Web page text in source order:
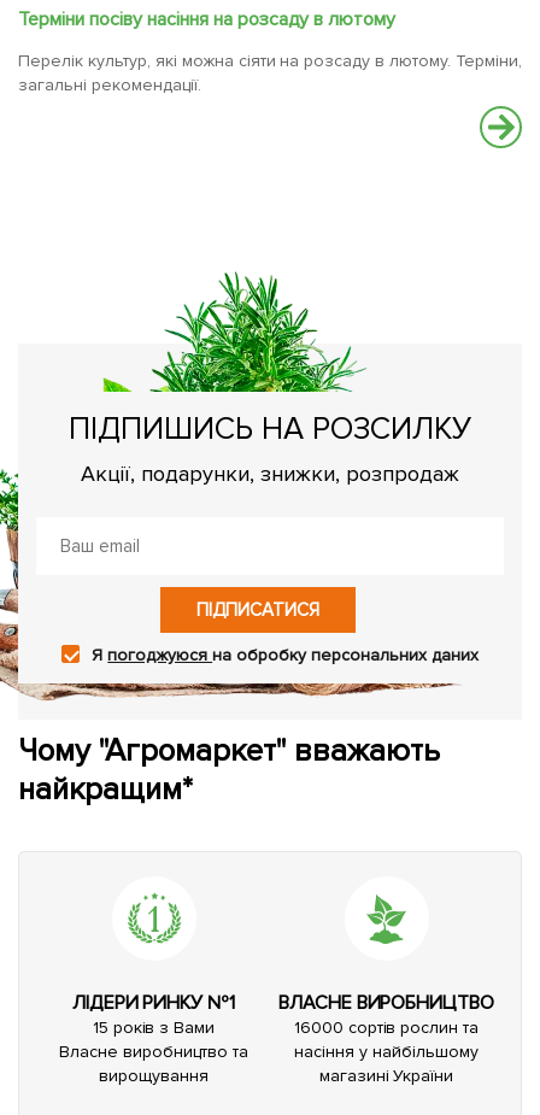
Терміни посіву насіння на розсаду в лютому
Перелік культур, які можна сіяти на розсаду в лютому. Терміни,
загальні рекомендації.
ПІДПИШИСЬ НА РОЗСИЛКУ
Акції, подарунки, знижки, розпродаж
ПІДПИСАТИСЯ
Япогоджуюсяна обробку персональних даних
Чому "Агромаркет" вважають
найкращим*
ЛІДЕРИ РИНКУ №1
15 років з Вами
Власне виробництво та
вирощування
ВЛАСНЕ ВИРОБНИЦТВО
16000 сортів рослин та
насіння у найбільшому
магазині України